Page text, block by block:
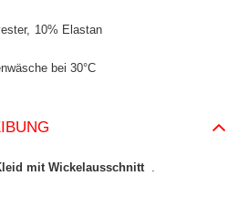
10% Elastan
bei 30°C
mit Wickelausschnitt